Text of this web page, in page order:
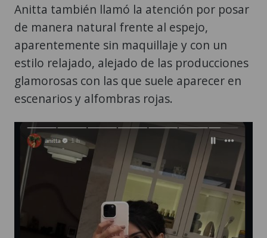
Anitta también llamó la atención por posar
de manera natural frente al espejo,
aparentemente sin maquillaje y con un
estilo relajado, alejado de las producciones
glamorosas con las que suele aparecer en
escenarios y alfombras rojas.